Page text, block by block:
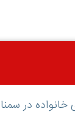
خانواده در